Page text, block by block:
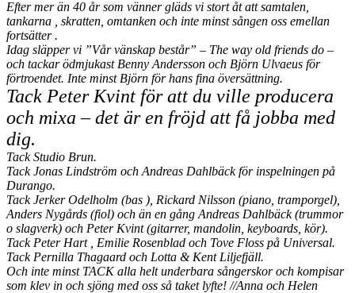
Efter mer än 40 år som vänner gläds vi stort åt att samtalen,
tankarna , skratten, omtanken och inte minst sången oss emellan
fortsätter .
Idag släpper vi ”Vår vänskap består” – The way old friends do –
och tackar ödmjukast Benny Andersson och Björn Ulvaeus för
förtroendet. Inte minst Björn för hans fina översättning.
Tack Peter Kvint för att du ville producera
och mixa – det är en fröjd att få jobba med
dig.
Tack Studio Brun.
Tack Jonas Lindström och Andreas Dahlbäck för inspelningen på
Durango.
Tack Jerker Odelholm (bas ), Rickard Nilsson (piano, tramporgel),
Anders Nygårds (fiol) och än en gång Andreas Dahlbäck (trummor
o slagverk) och Peter Kvint (gitarrer, mandolin, keyboards, kör).
Tack Peter Hart , Emilie Rosenblad och Tove Floss på Universal.
Tack Pernilla Thagaard och Lotta & Kent Liljefjäll.
Och inte minst TACK alla helt underbara sångerskor och kompisar
som klev in och sjöng med oss så taket lyfte! //Anna och Helen